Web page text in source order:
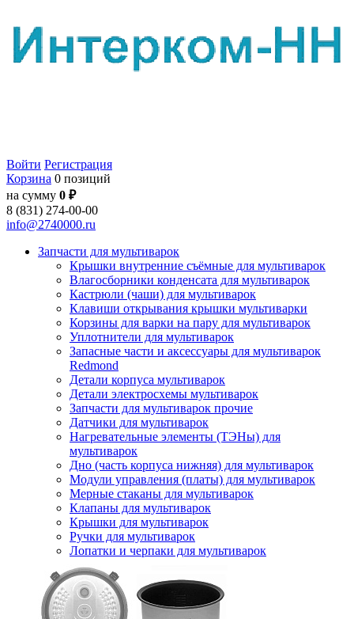
Войти Регистрация
Корзина 0 позиций
на сумму 0 ₽
8 (831) 274-00-00
info@2740000.ru
Запчасти для мультиварок
Крышки внутренние съёмные для мультиварок
Влагосборники конденсата для мультиварок
Кастрюли (чаши) для мультиварок
Клавиши открывания крышки мультиварки
Корзины для варки на пару для мультиварок
Уплотнители для мультиварок
Запасные части и аксессуары для мультиварок
Redmond
Детали корпуса мультиварок
Детали электросхемы мультиварок
Запчасти для мультиварок прочие
Датчики для мультиварок
Нагревательные элементы (ТЭНы) для
мультиварок
Дно (часть корпуса нижняя) для мультиварок
Модули управления (платы) для мультиварок
Мерные стаканы для мультиварок
Клапаны для мультиварок
Крышки для мультиварок
Ручки для мультиварок
Лопатки и черпаки для мультиварок